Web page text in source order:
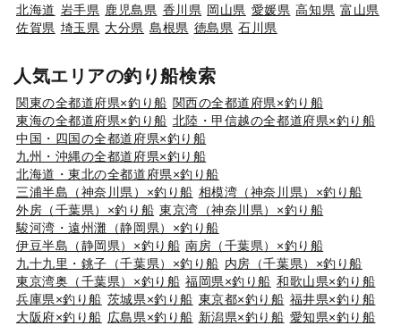
北海道 岩手県 鹿児島県 香川県 岡山県 愛媛県 高知県 富山県
佐賀県 埼玉県 大分県 島根県 徳島県 石川県
人気エリアの釣り船検索
関東の全都道府県×釣り船 関西の全都道府県×釣り船
東海の全都道府県×釣り船 北陸・甲信越の全都道府県×釣り船
中国・四国の全都道府県×釣り船
九州・沖縄の全都道府県×釣り船
北海道・東北の全都道府県×釣り船
三浦半島（神奈川県）×釣り船 相模湾（神奈川県）×釣り船
外房（千葉県）×釣り船 東京湾（神奈川県）×釣り船
駿河湾・遠州灘（静岡県）×釣り船
伊豆半島（静岡県）×釣り船 南房（千葉県）×釣り船
九十九里・銚子（千葉県）×釣り船 内房（千葉県）×釣り船
東京湾奥（千葉県）×釣り船 福岡県×釣り船 和歌山県×釣り船
兵庫県×釣り船 茨城県×釣り船 東京都×釣り船 福井県×釣り船
大阪府×釣り船 広島県×釣り船 新潟県×釣り船 愛知県×釣り船